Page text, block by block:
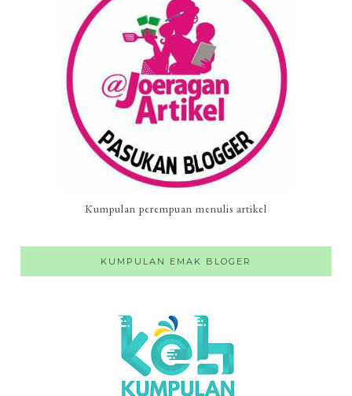
Kumpulan perempuan menulis artikel
KUMPULAN EMAK BLOGER